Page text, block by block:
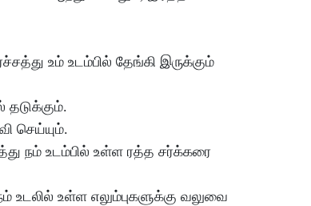
உம் உடம்பில் தேங்கி இருக்கும்
செய்யும்.
நம் உடம்பில் உள்ள ரத்த சர்க்கரை
உள்ள எலும்புகளுக்கு வலுவை